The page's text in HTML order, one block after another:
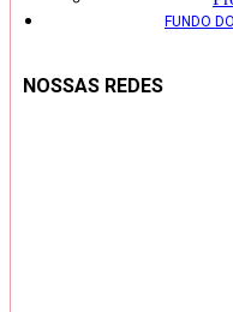
FUNDO
NOSSAS REDES